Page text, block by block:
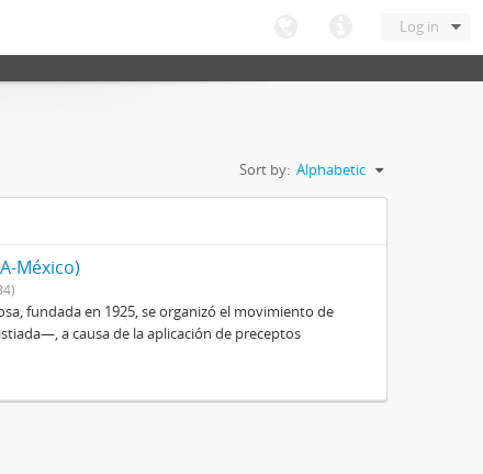
Log in
Sort by: Alphabetic
México)
fundada en 1925, se organizó el movimiento de
a causa de la aplicación de preceptos